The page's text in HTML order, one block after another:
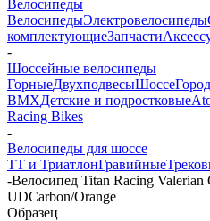
Велосипеды
ВелосипедыЭлектровелосипеды
комплектующиеЗапчасти
-
Шоссейные велосипеды
ГорныеДвухподвесыШоссе
BMXДетские и подростковые
Racing Bikes
-
Велосипеды для шоссе
ТТ и ТриатлонГравийные
-Велосипед Titan Racing
UDCarbon/Orange
Образец